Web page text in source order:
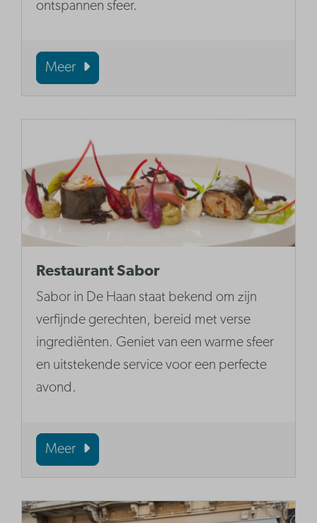
ontspannen sfeer.
Meer
Restaurant Sabor
Sabor in De Haan staat bekend om zijn
verfijnde gerechten, bereid met verse
ingrediënten. Geniet van een warme sfeer
en uitstekende service voor een perfecte
avond.
Meer